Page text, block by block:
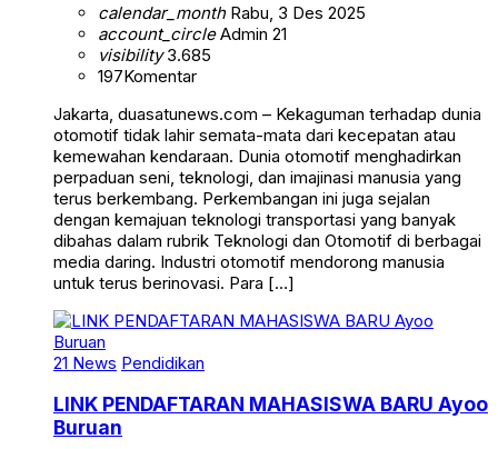
calendar_monthRabu, 3 Des 2025
account_circleAdmin 21
visibility3.685
197Komentar
Jakarta, duasatunews.com – Kekaguman terhadap dunia
otomotif tidak lahir semata-mata dari kecepatan atau
kemewahan kendaraan. Dunia otomotif menghadirkan
perpaduan seni, teknologi, dan imajinasi manusia yang
terus berkembang. Perkembangan ini juga sejalan
dengan kemajuan teknologi transportasi yang banyak
dibahas dalam rubrik Teknologi dan Otomotif di berbagai
media daring. Industri otomotif mendorong manusia
untuk terus berinovasi. Para […]
21 News Pendidikan
LINK PENDAFTARAN MAHASISWA BARU Ayoo
Buruan